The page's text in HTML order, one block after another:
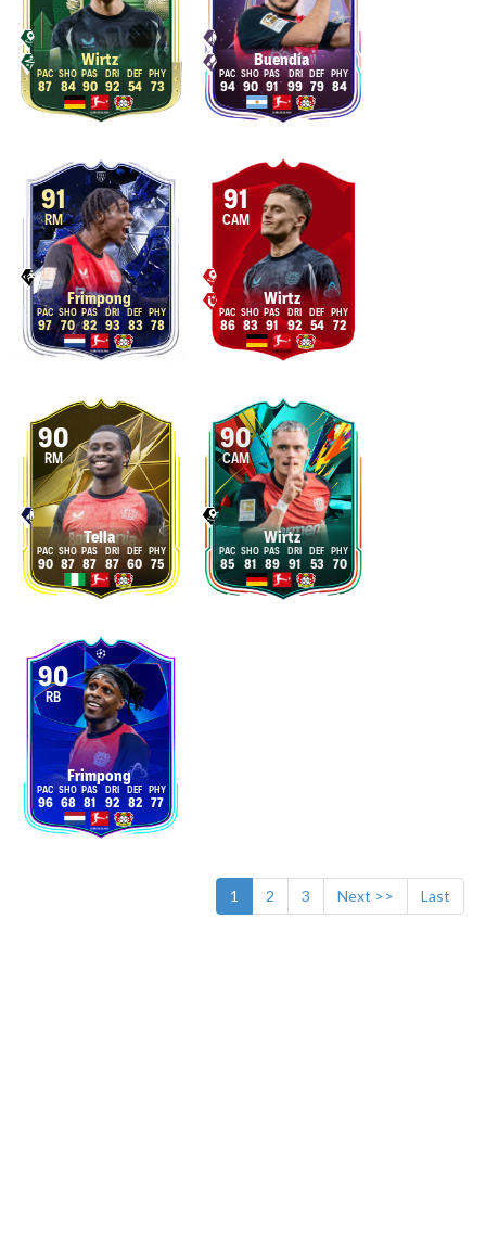
Wirtz
87 84 90 92 54 73
Buendía
94 90 91 99 79 84
91
RM
Frimpong
97 70 82 93 83 78
91
CAM
Wirtz
86 83 91 92 54 72
90
RM
Tella
90 87 87 87 60 75
90
CAM
Wirtz
85 81 89 91 53 70
90
RB
Frimpong
96 68 81 92 82 77
1 2 3 Next >> Last